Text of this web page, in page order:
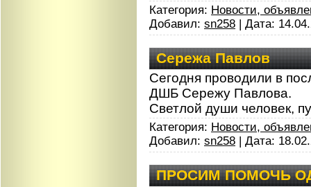
Категория: Новости,
Добавил: sn258 | Дата:
Сережа Павлов
Сегодня проводили в
ДШБ Сережу Павлова.
Светлой души человек,
Категория: Новости,
Добавил: sn258 | Дата:
ПРОСИМ ПОМОЧЬ